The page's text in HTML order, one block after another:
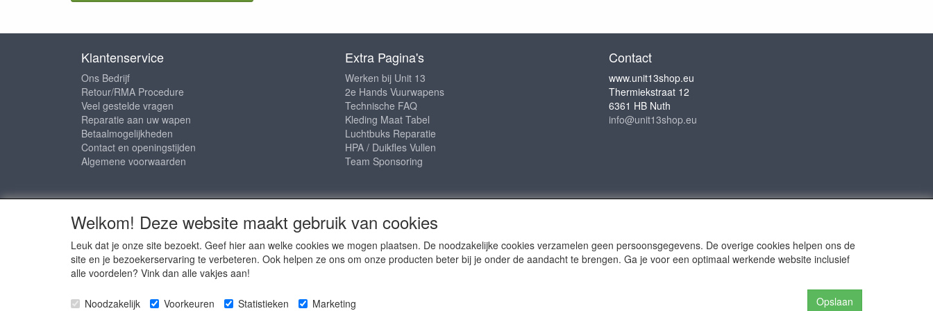
Klantenservice
Ons Bedrijf
Retour/RMA Procedure
Veel gestelde vragen
Reparatie aan uw wapen
Betaalmogelijkheden
Contact en openingstijden
Algemene voorwaarden
Extra Pagina's
Werken bij Unit 13
2e Hands Vuurwapens
Technische FAQ
Kleding Maat Tabel
Luchtbuks Reparatie
HPA / Duikfles Vullen
Team Sponsoring
Contact
www.unit13shop.eu
Thermiekstraat 12
6361 HB Nuth
info@unit13shop.eu
Copyright © Copy claim on the name and logo Unit 13 shop or anything else on the website
Welkom! Deze website maakt gebruik van cookies
Leuk dat je onze site bezoekt. Geef hier aan welke cookies we mogen plaatsen. De noodzakelijke cookies verzamelen geen persoonsgegevens. De overige cookies helpen ons de
site en je bezoekerservaring te verbeteren. Ook helpen ze ons om onze producten beter bij je onder de aandacht te brengen. Ga je voor een optimaal werkende website inclusief
alle voordelen? Vink dan alle vakjes aan!
Noodzakelijk Voorkeuren Statistieken Marketing Opslaan